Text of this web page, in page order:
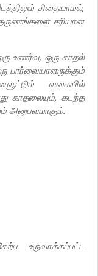
சிதையாமல்,
சரியான
உணர்வு, ஒரு காதல்
பார்வையாளருக்கும்
வகையில்
காதலையும், கடந்த
அனுபவமாகும்.
உருவாக்கப்பட்ட